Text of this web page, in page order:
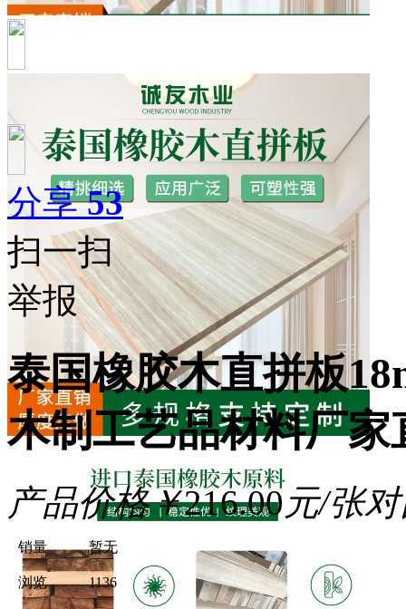
分享53
扫一扫
举报
泰国橡胶木直拼板
木制工艺品材料厂家
产品价格￥216.00 元/张
销量 暂无
浏览 1136